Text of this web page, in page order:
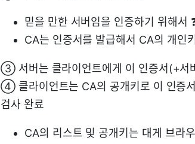
믿을 만한 서버임을 인증하기 위해서
CA는 인증서를 발급해서 CA의 개인
③ 서버는 클라이언트에게 이 인증서(+서
④ 클라이언트는 CA의 공개키로 이 인증
검사 완료
CA의 리스트 및 공개키는 대게 브라